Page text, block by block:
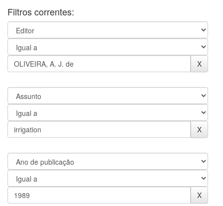
Filtros correntes: